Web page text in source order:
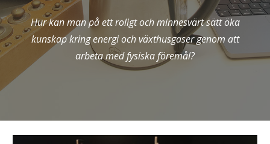
Hur kan man på ett roligt och minnesvärt sätt öka
kunskap kring energi och växthusgaser genom att
arbeta med fysiska föremål?